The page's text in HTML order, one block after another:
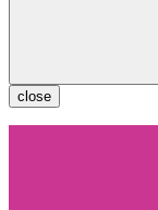
close